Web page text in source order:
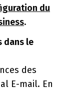
du
.
dans le
des
E-mail. En